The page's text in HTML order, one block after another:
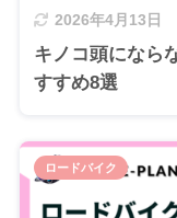
2026年4月13日
キノコ頭になら
すすめ8選
ロードバイク